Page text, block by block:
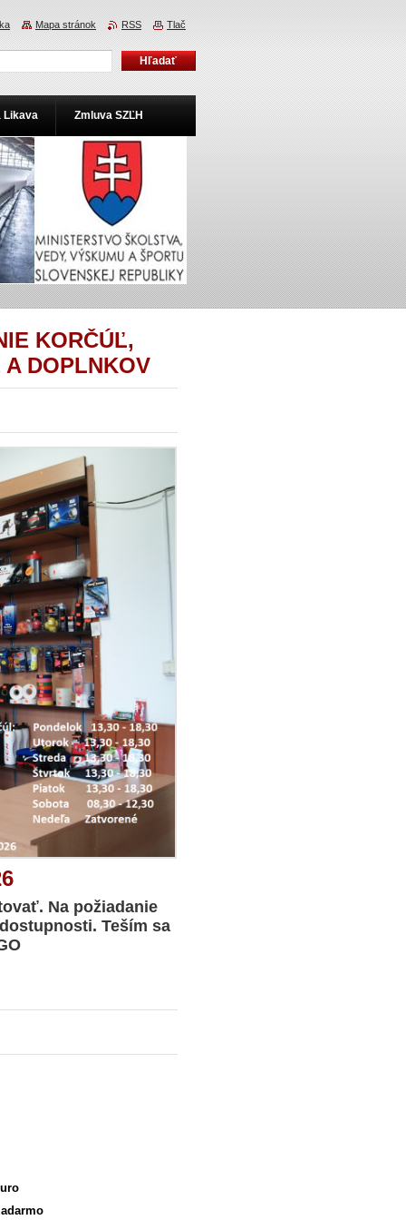
KORČÚĽ,
DOPLNKOV
Na požiadanie
Teším sa
Likava Zmluva SZĽH
Mapa stránok RSS Tlač